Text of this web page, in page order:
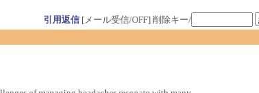
引用返信[メール受信/OFF] 削除キー/